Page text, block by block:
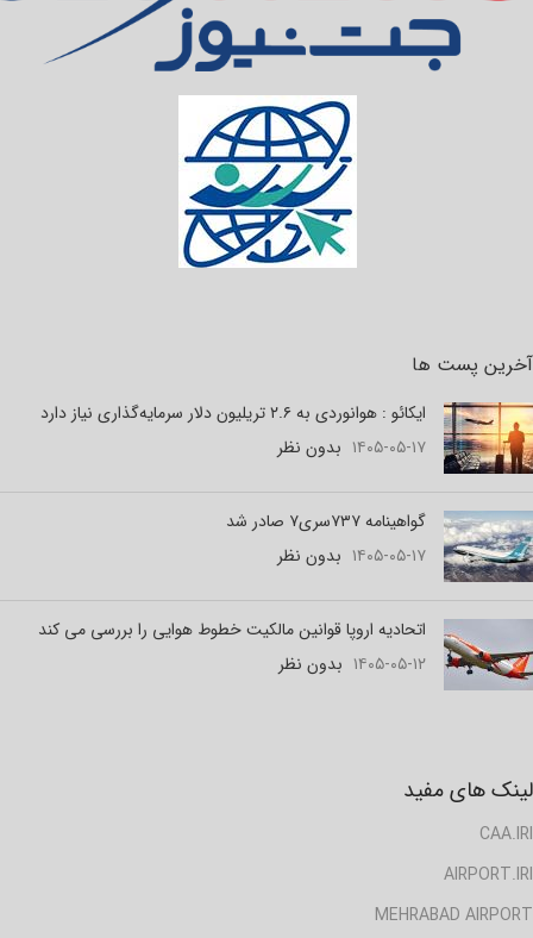
آخرین پست ها
ایکائو : هوانوردی به ۲.۶ تریلیون دلار سرمایه‌گذاری نیاز دارد
۱۴۰۵-۰۵-۱۷ بدون نظر
گواهینامه ۷۳۷سری۷ صادر شد
۱۴۰۵-۰۵-۱۷ بدون نظر
اتحادیه اروپا قوانین مالکیت خطوط هوایی را بررسی می کند
۱۴۰۵-۰۵-۱۲ بدون نظر
لینک های مفید
CAA.IRI
AIRPORT.IRI
MEHRABAD AIRPORT